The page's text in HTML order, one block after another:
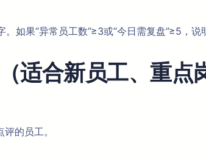
如果“异常员工数”≥3或“今日需复盘”≥5，说
适合新员工、重点
的员工。